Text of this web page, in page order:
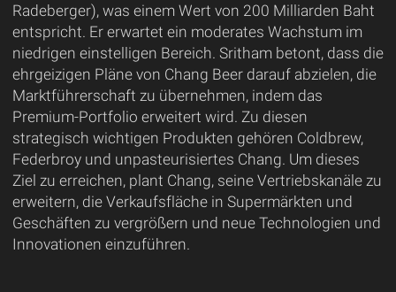
Radeberger), was einem Wert von 200 Milliarden Baht
entspricht. Er erwartet ein moderates Wachstum im
niedrigen einstelligen Bereich. Sritham betont, dass die
ehrgeizigen Pläne von Chang Beer darauf abzielen, die
Marktführerschaft zu übernehmen, indem das
Premium-Portfolio erweitert wird. Zu diesen
strategisch wichtigen Produkten gehören Coldbrew,
Federbroy und unpasteurisiertes Chang. Um dieses
Ziel zu erreichen, plant Chang, seine Vertriebskanäle zu
erweitern, die Verkaufsfläche in Supermärkten und
Geschäften zu vergrößern und neue Technologien und
Innovationen einzuführen.